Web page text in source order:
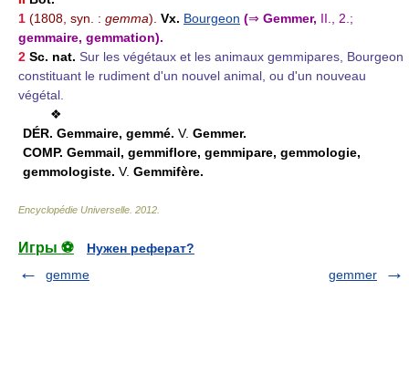
1 (1808, syn. : gemma). Vx. Bourgeon (⇒ Gemmer, II., 2.;
gemmaire, gemmation).
2 Sc. nat. Sur les végétaux et les animaux gemmipares, Bourgeon
constituant le rudiment d'un nouvel animal, ou d'un nouveau
végétal.
❖
DÉR. Gemmaire, gemmé. V. Gemmer.
COMP. Gemmail, gemmiflore, gemmipare, gemmologie,
gemmologiste. V. Gemmifère.
Encyclopédie Universelle 2012
Игры ⚽
Нужен реферат?
gemme
gemmer